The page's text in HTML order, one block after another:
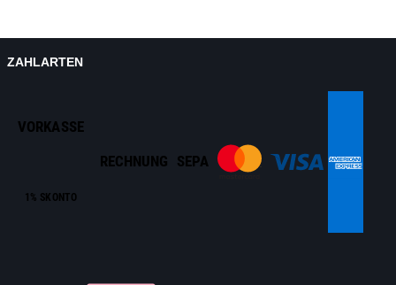
ZAHLARTEN
VORKASSE
1% SKONTO
RECHNUNG SEPA